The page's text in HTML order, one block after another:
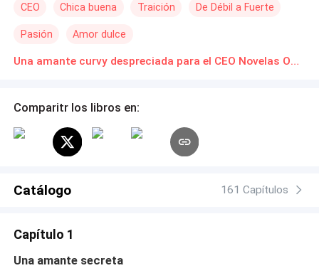
amante de un hombre al que entregó su corazón
sacaría de las sombras y la convertiría en su todo. Pero
esa fantasía se desmorona cruelmente cuando descubre
rota, Eleonor siente que su mundo se derrumba. Las
su propio amante por su físico resurgen con más fuerza
que nunca, recordándole que, para algunas personas,
Luca: un hombre marcado por el abandono y atrapado en
busca redención. Solo venganza. Y Eleonor… podría ser
su arma perfecta. Pero lo que comienza como una
CEO Chica buena Traición De Débil a Fuerte
Pasión Amor dulce
Una amante curvy despreciada para el CEO Novelas Online Descarga gratuita de PDF
Comparitr los libros en:
Catálogo 161 Capítulos
Capítulo 1
Una amante secreta